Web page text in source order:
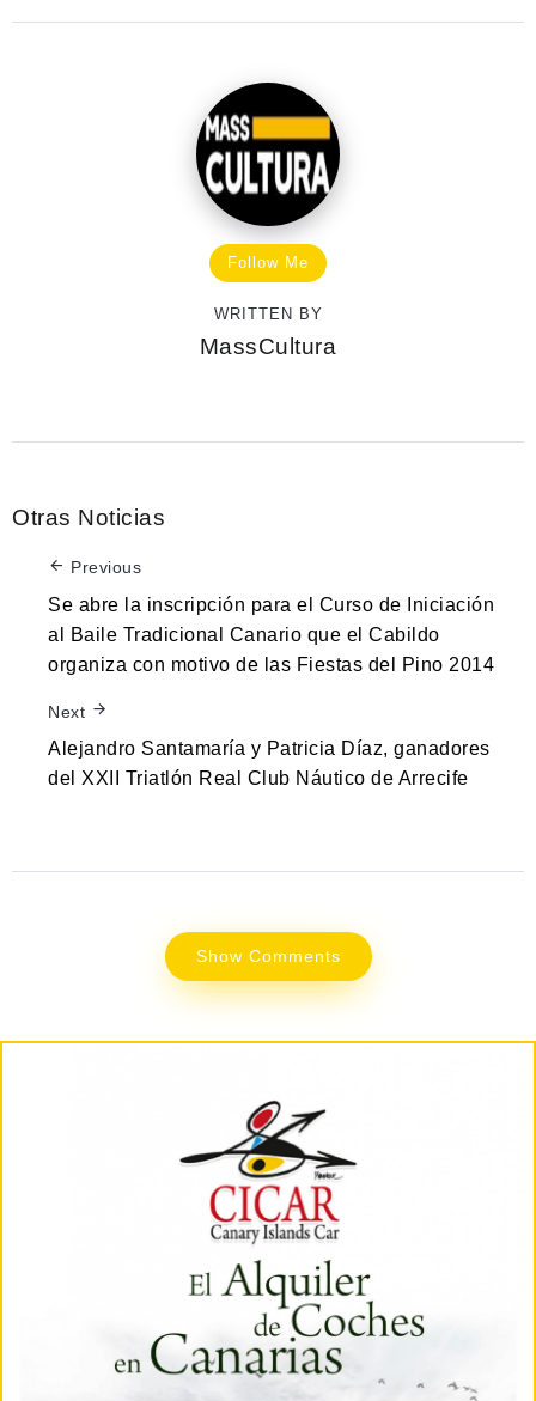
Follow Me
WRITTEN BY
MassCultura
Otras Noticias
Previous
Se abre la inscripción para el Curso de Iniciación
al Baile Tradicional Canario que el Cabildo
organiza con motivo de las Fiestas del Pino 2014
Next
Alejandro Santamaría y Patricia Díaz, ganadores
del XXII Triatlón Real Club Náutico de Arrecife
Show Comments